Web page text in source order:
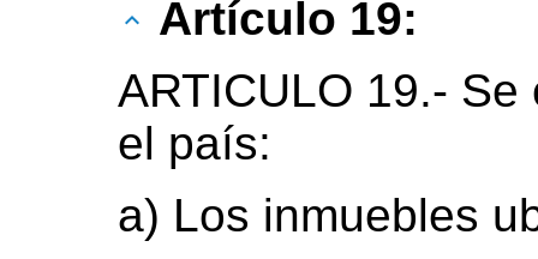
Artículo 19:
ARTICULO 19.-
el país:
a) Los inmuebles